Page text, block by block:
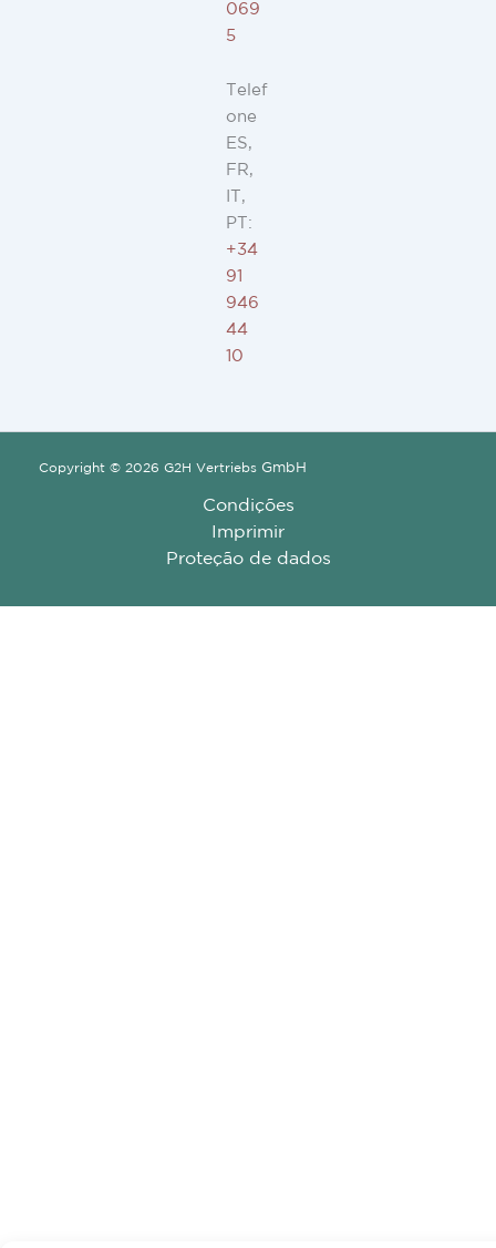
069
5
Telef
one
ES,
FR,
IT,
PT:
+34
91
946
44
10
Copyright © 2026 G2H Vertriebs GmbH
Condições
Imprimir
Proteção de dados